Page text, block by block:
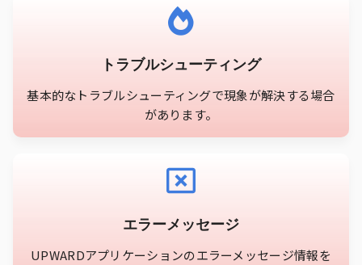
トラブルシューティング
基本的なトラブルシューティングで現象が解決する場合
があります。
エラーメッセージ
UPWARDアプリケーションのエラーメッセージ情報を